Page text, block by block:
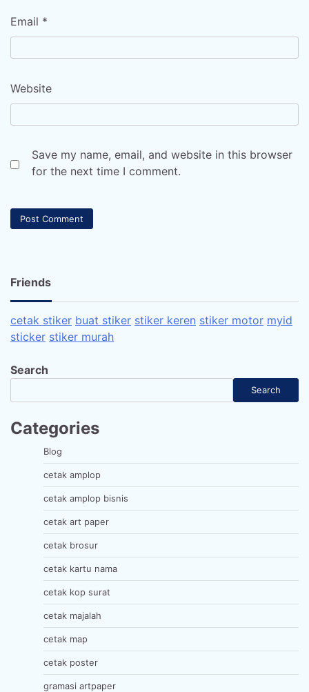
Email *
Website
Save my name, email, and website in this browser
for the next time I comment.
Friends
cetak stiker buat stiker stiker keren stiker motor myid
sticker stiker murah
Search
Search
Categories
Blog
cetak amplop
cetak amplop bisnis
cetak art paper
cetak brosur
cetak kartu nama
cetak kop surat
cetak majalah
cetak map
cetak poster
gramasi artpaper